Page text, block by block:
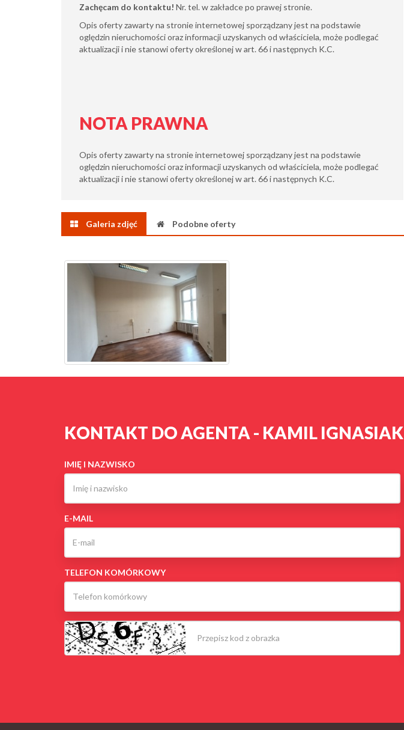
Zachęcam do kontaktu! Nr. tel. w zakładce po prawej stronie.
Opis oferty zawarty na stronie internetowej sporządzany jest na podstawie
oględzin nieruchomości oraz informacji uzyskanych od właściciela, może podlegać
aktualizacji i nie stanowi oferty określonej w art. 66 i następnych K.C.
NOTA PRAWNA
Opis oferty zawarty na stronie internetowej sporządzany jest na podstawie
oględzin nieruchomości oraz informacji uzyskanych od właściciela, może podlegać
aktualizacji i nie stanowi oferty określonej w art. 66 i następnych K.C.
Galeria zdjęć Podobne oferty
KONTAKT DO AGENTA - KAMIL IGNASIAK
IMIĘ I NAZWISKO
E-MAIL
TELEFON KOMÓRKOWY